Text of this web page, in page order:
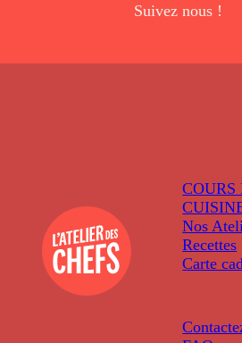
Suivez nous !
COURS
Nos
Recettes
Carte